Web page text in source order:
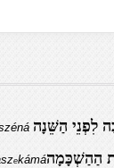
לִפְנֵי הַשֵּׁנָה
ekámáהַהַשְׁכָּמָה